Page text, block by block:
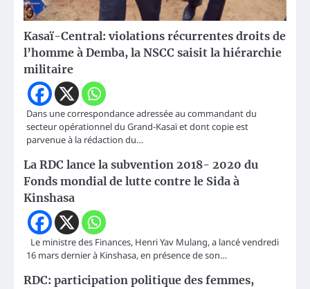
Kasaï-Central: violations récurrentes droits de
l’homme à Demba, la NSCC saisit la hiérarchie
militaire
Dans une correspondance adressée au commandant du
secteur opérationnel du Grand-Kasaï et dont copie est
parvenue à la rédaction du…
La RDC lance la subvention 2018- 2020 du
Fonds mondial de lutte contre le Sida à
Kinshasa
Le ministre des Finances, Henri Yav Mulang, a lancé vendredi
16 mars dernier à Kinshasa, en présence de son…
RDC: participation politique des femmes,